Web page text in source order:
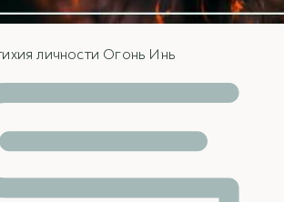
личности Огонь Инь